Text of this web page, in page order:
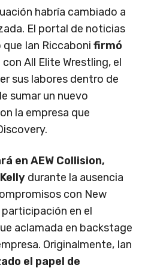
habría cambiado a
El portal de noticias
Ian Riccaboni firmó
con All Elite Wrestling, el
sus labores dentro de
sumar un nuevo
la empresa que
en AEW Collision,
durante la ausencia
con New
en el
aclamada en backstage
Originalmente, Ian
el papel de